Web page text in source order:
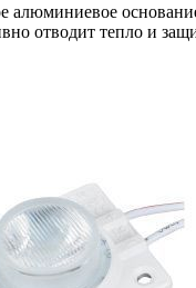
алюминиевое
отводит тепло и